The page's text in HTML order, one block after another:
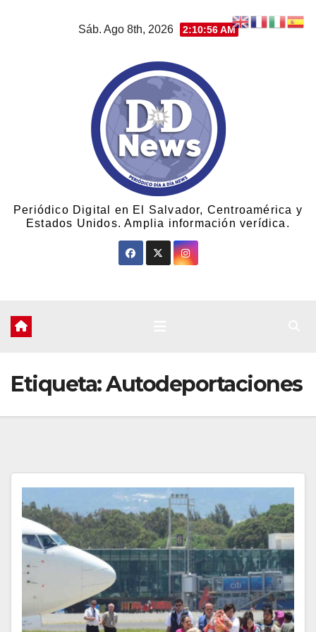
Sáb. Ago 8th, 2026 2:10:56 AM
Periódico Digital en El Salvador, Centroamérica y
Estados Unidos. Amplia información verídica.
Etiqueta:Autodeportaciones